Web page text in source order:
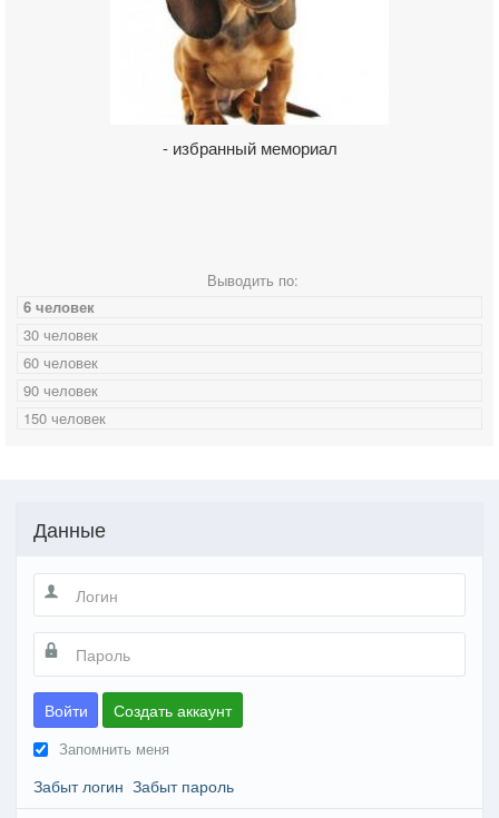
- избранный мемориал
Выводить по:
6 человек
30 человек
60 человек
90 человек
150 человек
Данные
Войти Создать аккаунт
Запомнить меня
Забыт логин Забыт пароль